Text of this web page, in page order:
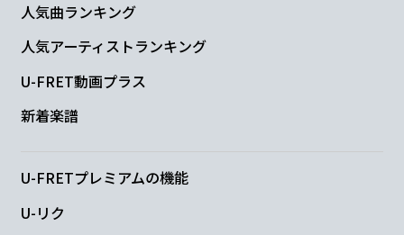
人気曲ランキング
人気アーティストランキング
U-FRET動画プラス
新着楽譜
U-FRETプレミアムの機能
U-リク